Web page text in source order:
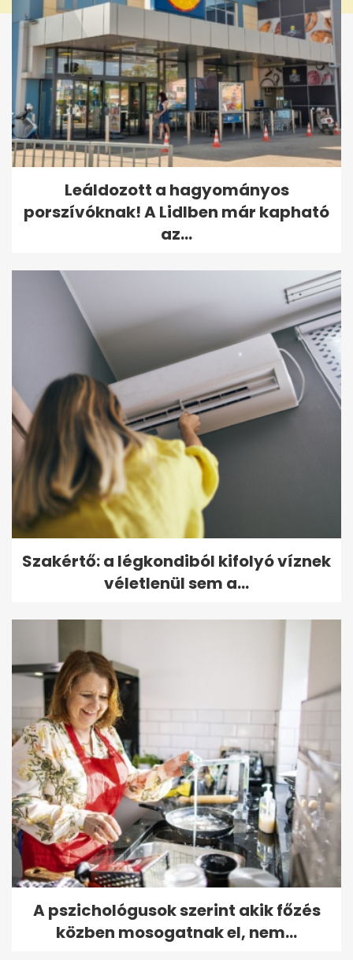
Leáldozott a hagyományos
porszívóknak! A Lidlben már kapható
az...
Szakértő: a légkondiból kifolyó víznek
véletlenül sem a...
A pszichológusok szerint akik főzés
közben mosogatnak el, nem...